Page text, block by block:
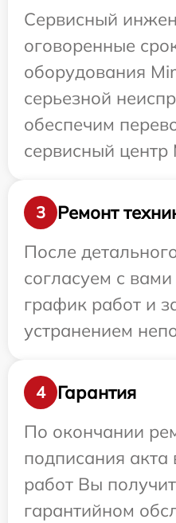
Сервисный
оговоренные
оборудования
серьезной
обеспечим
сервисный центр
3
Ремонт
После
согласуем с
график работ и
устранением
4
Гарантия
По окончании
подписания
работ Вы
гарантийном